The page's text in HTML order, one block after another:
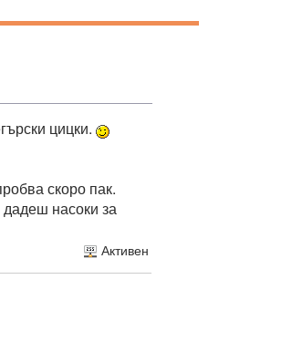
цицки.
скоро пак.
насоки за
Активен